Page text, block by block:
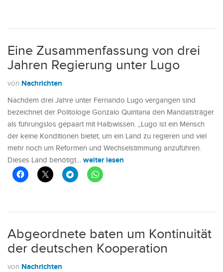
Eine Zusammenfassung von drei
Jahren Regierung unter Lugo
von Nachrichten
Nachdem drei Jahre unter Fernando Lugo vergangen sind
bezeichnet der Politologe Gonzalo Quintana den Mandatsträger
als führungslos gepaart mit Halbwissen. „Lugo ist ein Mensch
der keine Konditionen bietet, um ein Land zu regieren und viel
mehr noch um Reformen und Wechselstimmung anzuführen.
Dieses Land benötigt… weiter lesen
Abgeordnete baten um Kontinuität
der deutschen Kooperation
von Nachrichten